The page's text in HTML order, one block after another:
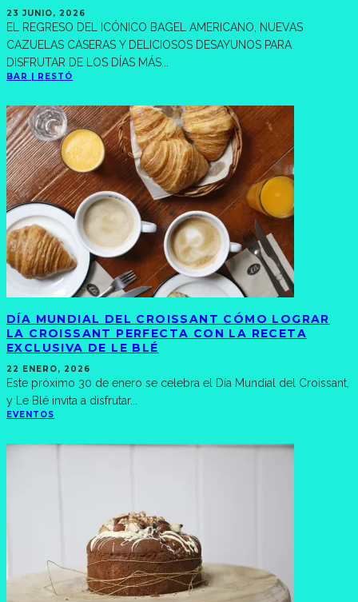
23 JUNIO, 2026
EL REGRESO DEL ICÓNICO BAGEL AMERICANO, NUEVAS
CAZUELAS CASERAS Y DELICIOSOS DESAYUNOS PARA
DISFRUTAR DE LOS DÍAS MÁS
BAR | RESTÓ
DÍA MUNDIAL DEL CROISSANT CÓMO LOGRAR
LA CROISSANT PERFECTA CON LA RECETA
EXCLUSIVA DE LE BLÉ
22 ENERO, 2026
Este próximo 30 de enero se celebra el Día Mundial del Croissant,
y Le Blé invita a disfrutar...
EVENTOS